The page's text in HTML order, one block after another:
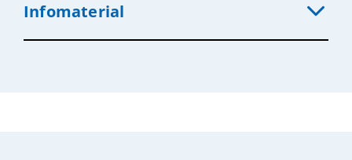
Infomaterial